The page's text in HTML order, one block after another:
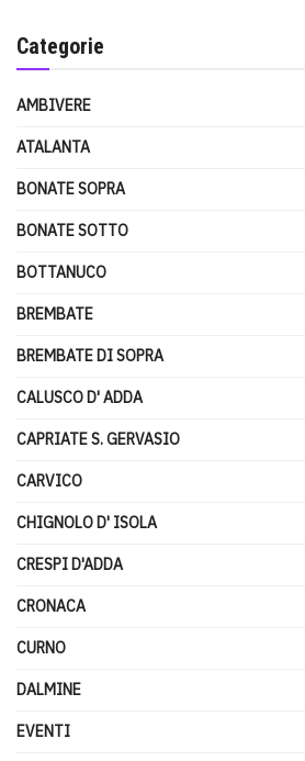
Categorie
AMBIVERE
ATALANTA
BONATE SOPRA
BONATE SOTTO
BOTTANUCO
BREMBATE
BREMBATE DI SOPRA
CALUSCO D' ADDA
CAPRIATE S. GERVASIO
CARVICO
CHIGNOLO D' ISOLA
CRESPI D'ADDA
CRONACA
CURNO
DALMINE
EVENTI